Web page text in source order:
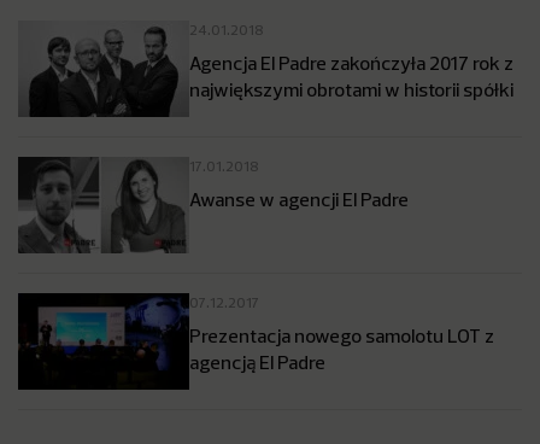
24.01.2018
Agencja El Padre zakończyła 2017 rok z
największymi obrotami w historii spółki
17.01.2018
Awanse w agencji El Padre
07.12.2017
Prezentacja nowego samolotu LOT z
agencją El Padre